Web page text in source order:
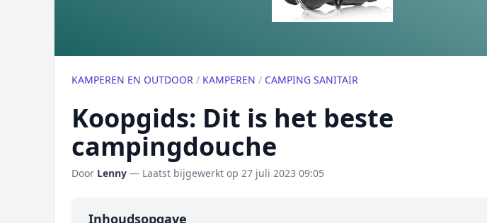
KAMPEREN EN OUTDOOR / KAMPEREN / CAMPING SANITAIR
Koopgids: Dit is het beste
campingdouche
Door Lenny — Laatst bijgewerkt op 27 juli 2023 09:05
Inhoudsopgave